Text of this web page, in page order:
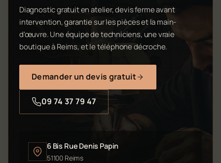
Diagnostic gratuit en atelier, devis ferme avant
intervention, garantie sur les pièces et la main-
d'œuvre. Une équipe de techniciens, une vraie
boutique à Reims, et le téléphone décroche.
Demander un devis gratuit
09 74 37 79 47
6 Bis Rue Denis Papin
51100 Reims